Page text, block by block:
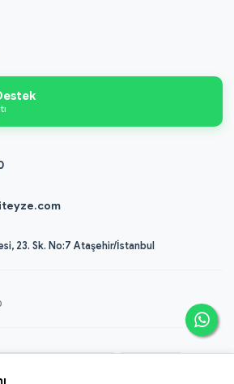
23. Sk. No:7 Ataşehir/İstanbul